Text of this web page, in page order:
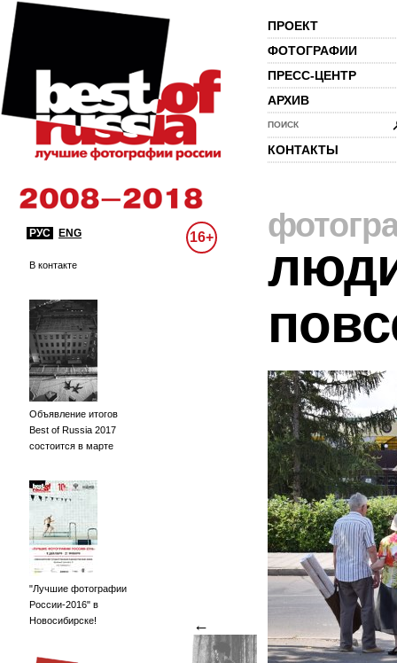
ПРОЕКТ
ФОТОГРАФИИ
ПРЕСС-ЦЕНТР
АРХИВ
ПОИСК
КОНТАКТЫ
РУС ENG 16+
В контакте
Объявление итогов
Best of Russia 2017
состоится в марте
"Лучшие фотографии
России-2016" в
Новосибирске!
←